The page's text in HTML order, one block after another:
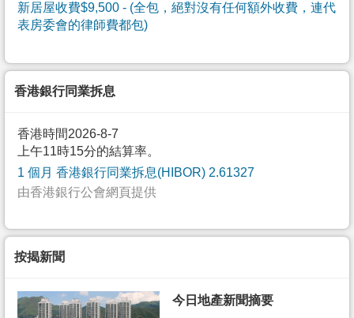
新居屋收費$9,500 - (全包，絕對沒有任何額外收費，連代
表房委會的律師費都包)
香港銀行同業拆息
香港時間2026-8-7
上午11時15分的結算率。
1 個月 香港銀行同業拆息(HIBOR) 2.61327
由香港銀行公會網頁提供
按揭新聞
今日地產新聞摘要